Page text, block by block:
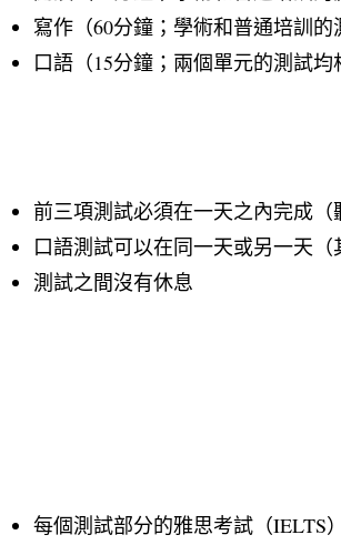
寫作（60分鐘；學術和普通培訓的
口語（15分鐘；兩個單元的測試均
前三項測試必須在一天之內完成（
口語測試可以在同一天或另一天
測試之間沒有休息
每個測試部分的雅思考試（IELTS